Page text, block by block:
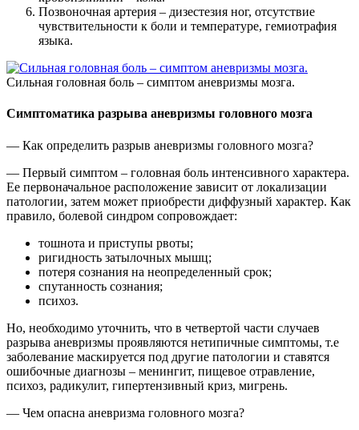
Позвоночная артерия – дизестезия ног, отсутствие
чувствительности к боли и температуре, гемиотрафия
языка.
Сильная головная боль – симптом аневризмы мозга.
Симптоматика разрыва аневризмы головного мозга
— Как определить разрыв аневризмы головного мозга?
— Первый симптом – головная боль интенсивного характера.
Ее первоначальное расположение зависит от локализации
патологии, затем может приобрести диффузный характер. Как
правило, болевой синдром сопровождает:
тошнота и приступы рвоты;
ригидность затылочных мышц;
потеря сознания на неопределенный срок;
спутанность сознания;
психоз.
Но, необходимо уточнить, что в четвертой части случаев
разрыва аневризмы проявляются нетипичные симптомы, т.е
заболевание маскируется под другие патологии и ставятся
ошибочные диагнозы – менингит, пищевое отравление,
психоз, радикулит, гипертензивный криз, мигрень.
— Чем опасна аневризма головного мозга?